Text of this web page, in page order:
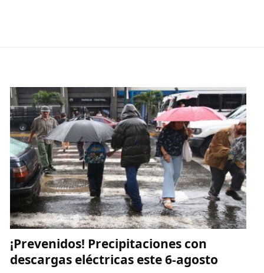
¡Prevenidos! Precipitaciones con
descargas eléctricas este 6-agosto